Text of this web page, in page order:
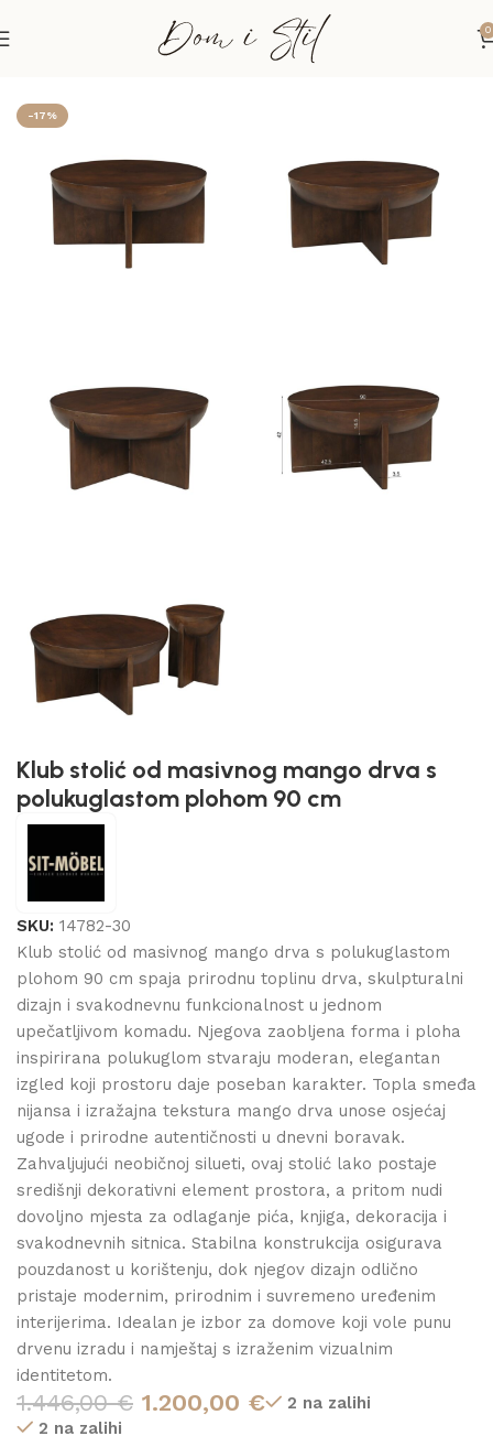
0
Stolovi
-17%
Klub stolić od masivnog mango drva s
polukuglastom plohom 90 cm
SKU: 14782-30
Klub stolić od masivnog mango drva s polukuglastom
plohom 90 cm spaja prirodnu toplinu drva, skulpturalni
dizajn i svakodnevnu funkcionalnost u jednom
upečatljivom komadu. Njegova zaobljena forma i ploha
inspirirana polukuglom stvaraju moderan, elegantan
izgled koji prostoru daje poseban karakter. Topla smeđa
nijansa i izražajna tekstura mango drva unose osjećaj
ugode i prirodne autentičnosti u dnevni boravak.
Zahvaljujući neobičnoj silueti, ovaj stolić lako postaje
središnji dekorativni element prostora, a pritom nudi
dovoljno mjesta za odlaganje pića, knjiga, dekoracija i
svakodnevnih sitnica. Stabilna konstrukcija osigurava
pouzdanost u korištenju, dok njegov dizajn odlično
pristaje modernim, prirodnim i suvremeno uređenim
interijerima. Idealan je izbor za domove koji vole punu
drvenu izradu i namještaj s izraženim vizualnim
identitetom.
1.446,00€ 1.200,00 €
2 na zalihi
2 na zalihi